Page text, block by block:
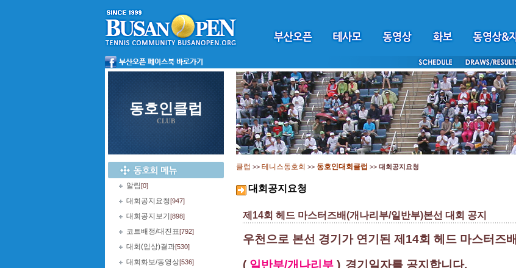
동호인클럽
CLUB
알림[0]
대회공지요청[947]
대회공지보기 [898]
코트배정/대진표[792]
대회(입상)결과[530]
대회화보/동영상[536]
클럽 >> 테니스동호회 >> 동호인대회클럽 >> 대회공지요청
대회공지요청
제14회 헤드 마스터즈배(개나리부/일반부)본선 대회 공지
우천으로 본선 경기가 연기된 제14회 헤드 마스터즈배
( 일반부/개나리부 ) 경기일자를 공지합니다.